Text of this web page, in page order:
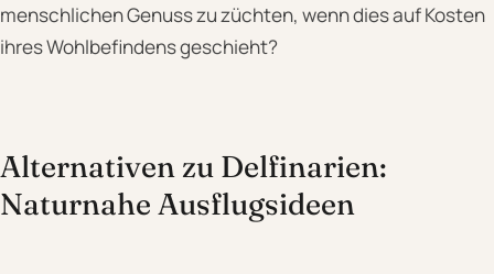
menschlichen Genuss zu züchten, wenn dies auf Kosten
ihres Wohlbefindens geschieht?
Alternativen zu Delfinarien:
Naturnahe Ausflugsideen